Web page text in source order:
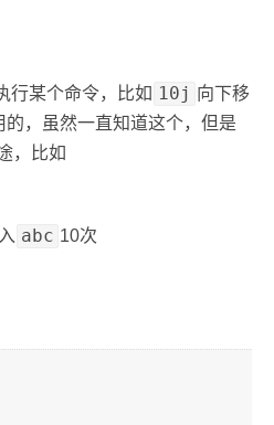
行某个命令，比如 10j 向下移
，虽然一直知道这个，但是
，比如
abc 10次